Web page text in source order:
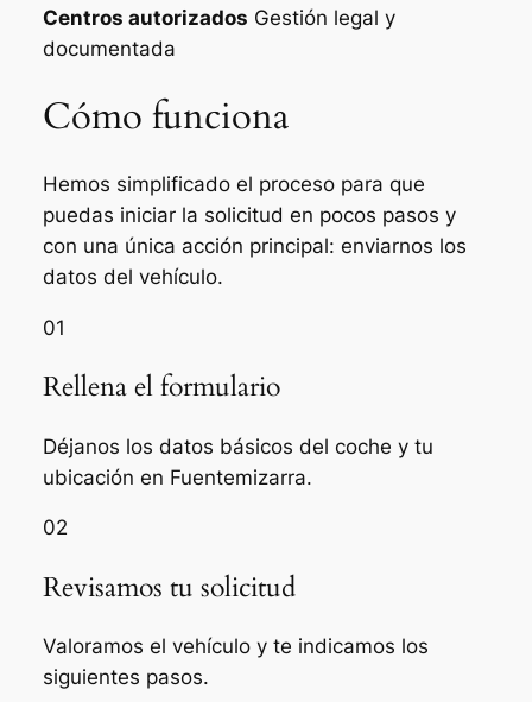
Centros autorizados Gestión legal y
documentada
Cómo funciona
Hemos simplificado el proceso para que
puedas iniciar la solicitud en pocos pasos y
con una única acción principal: enviarnos los
datos del vehículo.
01
Rellena el formulario
Déjanos los datos básicos del coche y tu
ubicación en Fuentemizarra.
02
Revisamos tu solicitud
Valoramos el vehículo y te indicamos los
siguientes pasos.